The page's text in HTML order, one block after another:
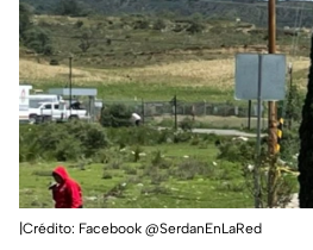
|Crédito: Facebook @SerdanEnLaRed